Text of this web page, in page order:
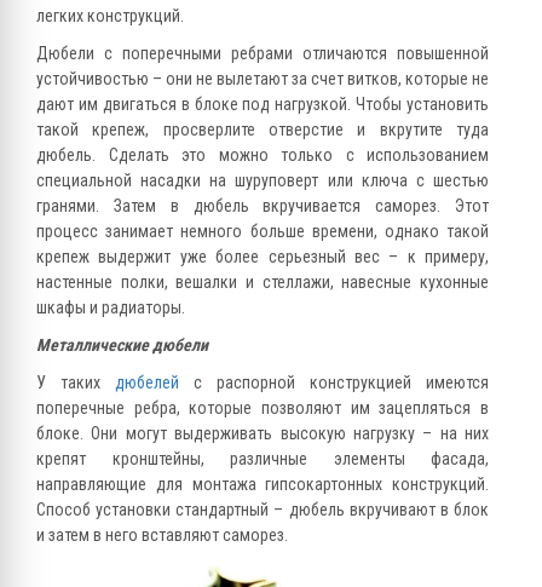
легких конструкций.
Дюбели с поперечными ребрами отличаются повышенной
устойчивостью – они не вылетают за счет витков, которые не
дают им двигаться в блоке под нагрузкой. Чтобы установить
такой крепеж, просверлите отверстие и вкрутите туда
дюбель. Сделать это можно только с использованием
специальной насадки на шуруповерт или ключа с шестью
гранями. Затем в дюбель вкручивается саморез. Этот
процесс занимает немного больше времени, однако такой
крепеж выдержит уже более серьезный вес – к примеру,
настенные полки, вешалки и стеллажи, навесные кухонные
шкафы и радиаторы.
Металлические дюбели
У таких дюбелей с распорной конструкцией имеются
поперечные ребра, которые позволяют им зацепляться в
блоке. Они могут выдерживать высокую нагрузку – на них
крепят кронштейны, различные элементы фасада,
направляющие для монтажа гипсокартонных конструкций.
Способ установки стандартный – дюбель вкручивают в блок
и затем в него вставляют саморез.